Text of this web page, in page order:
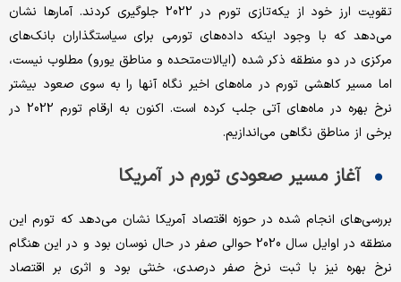
تقویت ارز خود از یکه‌تازی تورم در 2022 جلوگیری کردند. آمارها نشان
می‌دهد که با وجود اینکه داده‌های تورمی برای سیاستگذاران بانک‌های
مرکزی در دو منطقه ذکر شده (ایالات‌متحده و مناطق یورو) مطلوب نیست،
اما مسیر کاهشی تورم در ماه‌های اخیر نگاه آنها را به سوی صعود بیشتر
نرخ بهره در ماه‌های آتی جلب کرده است. اکنون به ارقام تورم 2022 در
برخی از مناطق‌ نگاهی می‌اندازیم.
آغاز مسیر صعودی تورم در آمریکا
بررسی‌های انجام شده در حوزه اقتصاد آمریکا نشان می‌دهد که تورم این
منطقه در اوایل سال 2020 حوالی صفر در حال نوسان بود و در این هنگام
نرخ بهره نیز با ثبت نرخ صفر درصدی، خنثی بود و اثری بر اقتصاد